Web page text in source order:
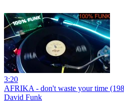
3:20
AFRIKA - don't waste your time
David Funk